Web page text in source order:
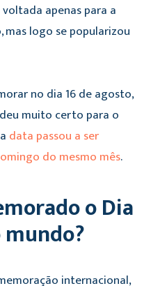
apenas para a
mas logo se popularizou
no dia 16 de agosto,
muito certo para o
data passou a ser
do mesmo mês.
o Dia
internacional,